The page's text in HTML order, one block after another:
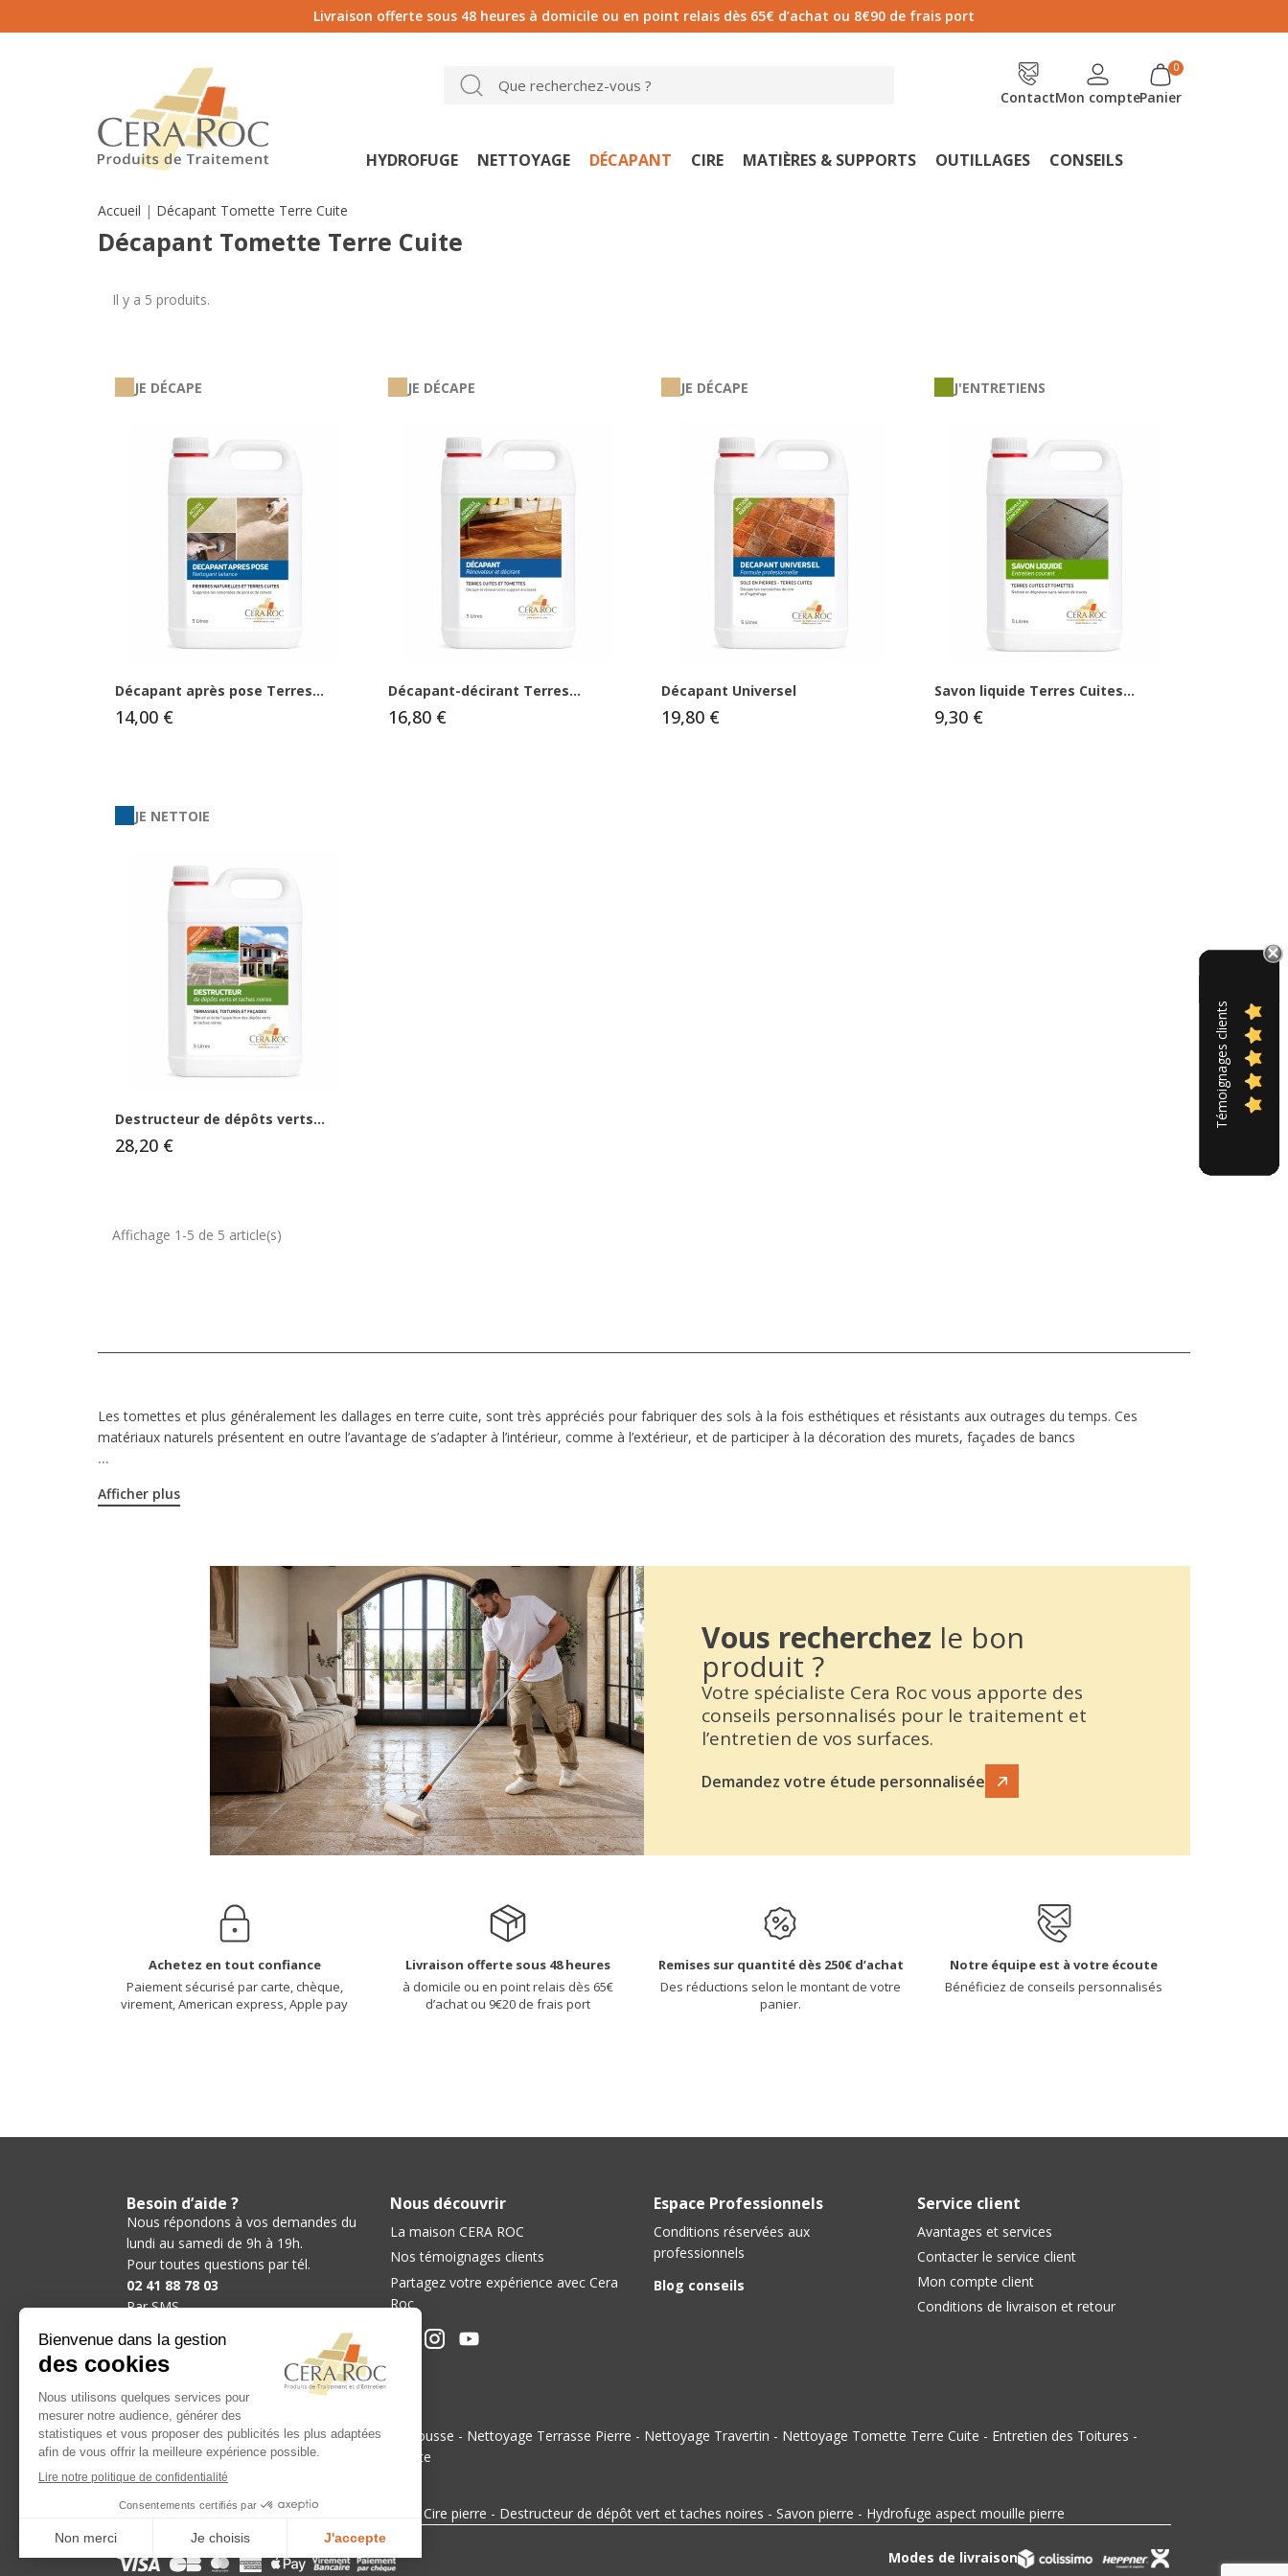
Livraison offerte sous 48 heures à domicile ou en point relais dès 65€ d’achat ou 8€90 de frais port
ContactMon comptePanier
HYDROFUGE NETTOYAGE DÉCAPANT CIRE MATIÈRES & SUPPORTS OUTILLAGES CONSEILS
Accueil Décapant Tomette Terre Cuite
Décapant Tomette Terre Cuite
Il y a 5 produits.
JE DÉCAPE
Décapant après pose Terres...
14,00 €
JE DÉCAPE
Décapant-décirant Terres...
16,80 €
JE DÉCAPE
Décapant Universel
19,80 €
J'ENTRETIENS
Savon liquide Terres Cuites...
9,30 €
JE NETTOIE
Destructeur de dépôts verts...
28,20 €
Affichage 1-5 de 5 article(s)
Les tomettes et plus généralement les dallages en terre cuite, sont très appréciés pour fabriquer des sols à la fois esthétiques et résistants aux outrages du temps. Ces
matériaux naturels présentent en outre l’avantage de s’adapter à l’intérieur, comme à l’extérieur, et de participer à la décoration des murets, façades de bancs
...
Afficher plus
Vous recherchez le bon
produit ?
Votre spécialiste Cera Roc vous apporte des
conseils personnalisés pour le traitement et
l’entretien de vos surfaces.
Demandez votre étude personnalisée
Achetez en tout confiance
Paiement sécurisé par carte, chèque,
virement, American express, Apple pay
Livraison offerte sous 48 heures
à domicile ou en point relais dès 65€
d’achat ou 9€20 de frais port
Remises sur quantité dès 250€ d’achat
Des réductions selon le montant de votre
panier.
Notre équipe est à votre écoute
Bénéficiez de conseils personnalisés
Besoin d’aide ?
Nous répondons à vos demandes du
lundi au samedi de 9h à 19h.
Pour toutes questions par tél.
02 41 88 78 03
Par SMS
Par mail
contact@ceraroc.com
Nous découvrir
La maison CERA ROC
Nos témoignages clients
Partagez votre expérience avec Cera
Roc
Espace Professionnels
Conditions réservées aux
professionnels
Blog conseils
Service client
Avantages et services
Contacter le service client
Mon compte client
Conditions de livraison et retour
Témoignages clients
Nos catégories :
Hydrofuge Terrasse-Hydrofuge Pierre- Antimousse - Nettoyage Terrasse Pierre - Nettoyage Travertin - Nettoyage Tomette Terre Cuite - Entretien des Toitures -
Décapant Pierre-Décapant Tomette Terre Cuite
Nos meilleurs produits
Décapant pierre- Décapant après pose pierre Cire pierre - Destructeur de dépôt vert et taches noires - Savon pierre - Hydrofuge aspect mouille pierre
Modes de paiement
Modes de livraison